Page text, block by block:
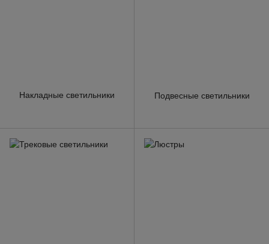
Накладные светильники Подвесные светильники